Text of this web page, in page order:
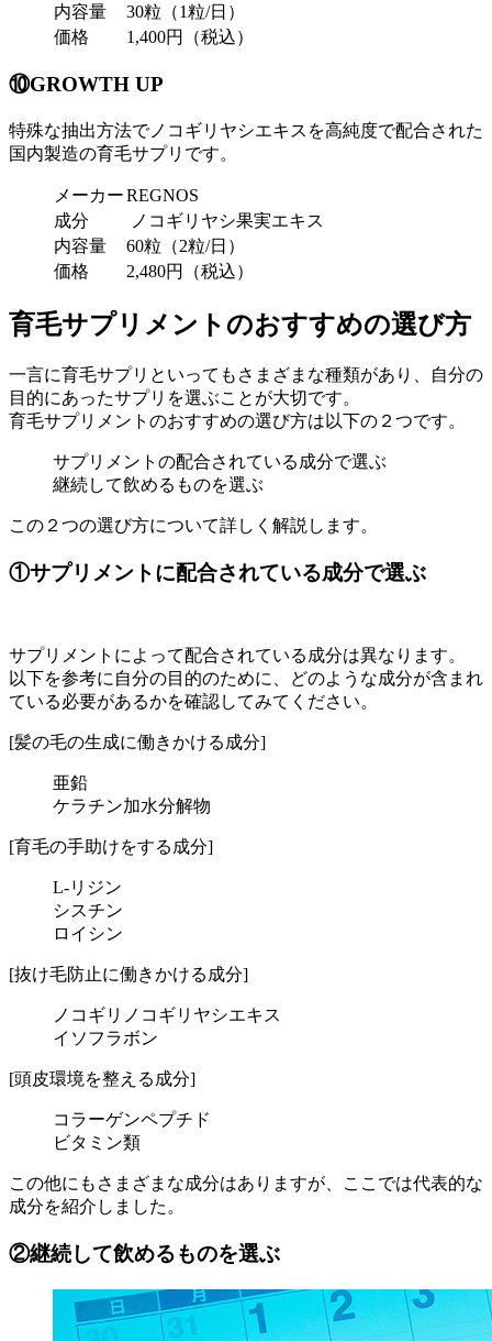
内容量
30粒（1粒/日）
価格
1,400円（税込）
⑩GROWTH UP
特殊な抽出方法でノコギリヤシエキスを高純度で配合された
国内製造の育毛サプリです。
メーカーREGNOS
成分
ノコギリヤシ果実エキス
内容量
60粒（2粒/日）
価格
2,480円（税込）
育毛サプリメントのおすすめの選び方
一言に育毛サプリといってもさまざまな種類があり、自分の
目的にあったサプリを選ぶことが大切です。
育毛サプリメントのおすすめの選び方は以下の２つです。
サプリメントの配合されている成分で選ぶ
継続して飲めるものを選ぶ
この２つの選び方について詳しく解説します。
①サプリメントに配合されている成分で選ぶ
サプリメントによって配合されている成分は異なります。
以下を参考に自分の目的のために、どのような成分が含まれ
ている必要があるかを確認してみてください。
[髪の毛の生成に働きかける成分]
亜鉛
ケラチン加水分解物
[育毛の手助けをする成分]
L-リジン
シスチン
ロイシン
[抜け毛防止に働きかける成分]
ノコギリノコギリヤシエキス
イソフラボン
[頭皮環境を整える成分]
コラーゲンペプチド
ビタミン類
この他にもさまざまな成分はありますが、ここでは代表的な
成分を紹介しました。
②継続して飲めるものを選ぶ